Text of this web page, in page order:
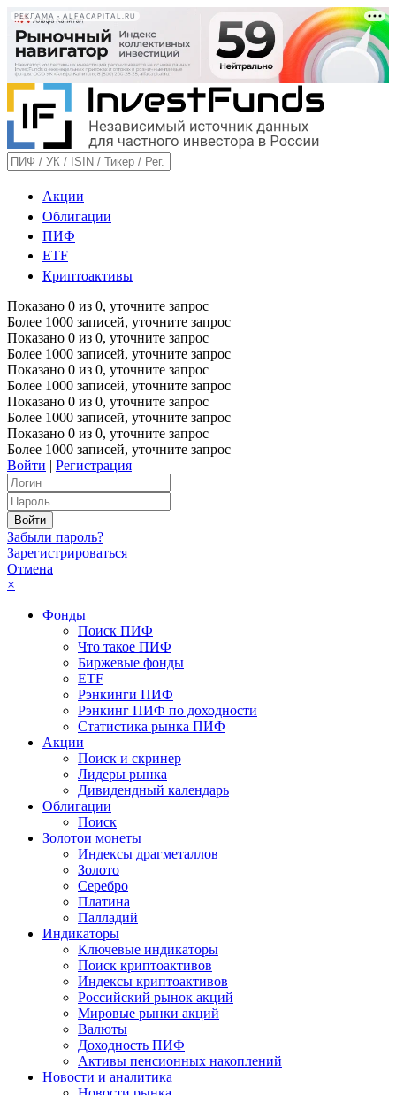
РЕКЛАМА • ALFACAPITAL.RU
Акции
Облигации
ПИФ
ETF
Криптоактивы
Показано 0 из 0, уточните запрос
Более 1000 записей, уточните запрос
Показано 0 из 0, уточните запрос
Более 1000 записей, уточните запрос
Показано 0 из 0, уточните запрос
Более 1000 записей, уточните запрос
Показано 0 из 0, уточните запрос
Более 1000 записей, уточните запрос
Показано 0 из 0, уточните запрос
Более 1000 записей, уточните запрос
Войти | Регистрация
Забыли пароль?
Зарегистрироваться
Отмена
×
Фонды
Поиск ПИФ
Что такое ПИФ
Биржевые фонды
ETF
Рэнкинги ПИФ
Рэнкинг ПИФ по доходности
Статистика рынка ПИФ
Акции
Поиск и скринер
Лидеры рынка
Дивидендный календарь
Облигации
Поиск
Золотои монеты
Индексы драгметаллов
Золото
Серебро
Платина
Палладий
Индикаторы
Ключевые индикаторы
Поиск криптоактивов
Индексы криптоактивов
Российский рынок акций
Мировые рынки акций
Валюты
Доходность ПИФ
Активы пенсионных накоплений
Новости и аналитика